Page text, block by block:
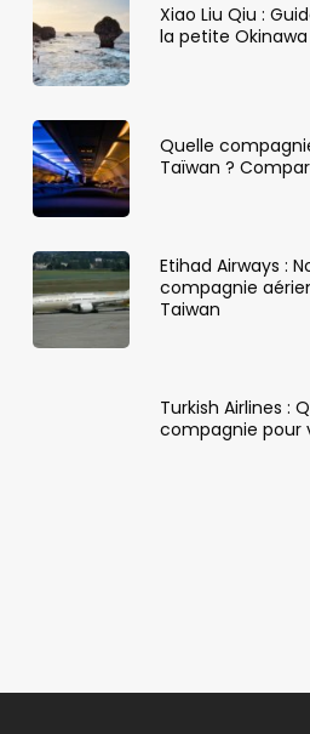
Xiao Liu Qiu :
la petite
Quelle
Taïwan ?
Etihad Airways :
compagnie
Taiwan
Turkish Airlines :
compagnie pour